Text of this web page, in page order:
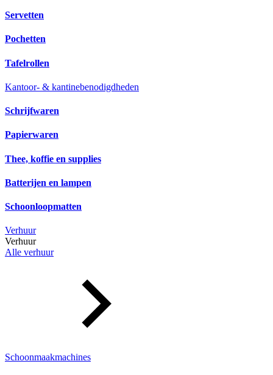
Servetten
Pochetten
Tafelrollen
Kantoor- & kantinebenodigdheden
Schrijfwaren
Papierwaren
Thee, koffie en supplies
Batterijen en lampen
Schoonloopmatten
Verhuur
Verhuur
Alle verhuur
Schoonmaakmachines